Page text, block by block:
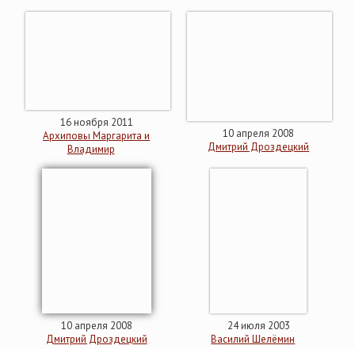
16 ноября 2011
Архиповы Маргарита и
Владимир
10 апреля 2008
Дмитрий Дроздецкий
10 апреля 2008
Дмитрий Дроздецкий
24 июля 2003
Василий Шелёмин